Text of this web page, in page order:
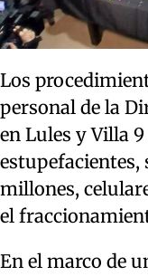
Los
personal de la
en Lules y Villa
estupefacientes,
millones,
el
En el marco de